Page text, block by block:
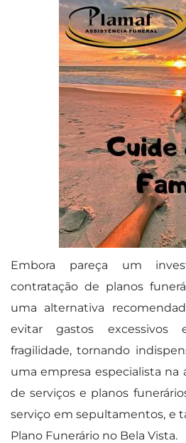
Embora pareça um
contratação de planos
uma alternativa
evitar gastos
fragilidade, tornando
uma empresa especialista na
de serviços e planos
serviço em sepultamentos, e
Plano Funerário no Bela Vista.